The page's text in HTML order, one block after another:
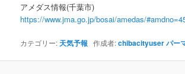
アメダス情報(千葉市)
https://www.jma.go.jp/bosai/amedas/
カテゴリー: 天気予報 作成者:chibacityuserパー